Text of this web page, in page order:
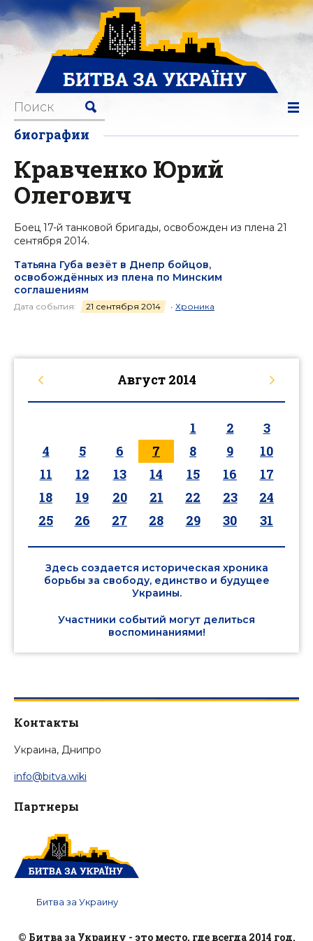
биографии
Кравченко Юрий
Олегович
Боец 17-й танковой бригады, освобожден из плена 21
сентября 2014.
Татьяна Губа везёт в Днепр бойцов,
освобождённых из плена по Минским
соглашениям
Дата события: 21 сентября 2014 • Хроника
Август 2014
1 2
3
4
5 6 7 8 9
10
11
12 13 14 15 16
17
18
19 20 21 22 23
24
25
26 27 28 29 30 31
Здесь создается историческая хроника
борьбы за свободу, единство и будущее
Украины.
Участники событий могут делиться
воспоминаниями!
Контакты
Украина, Днипро
info@bitva.wiki
Партнеры
Битва за Украину
© Битва за Украину - это место, где всегда 2014 год.